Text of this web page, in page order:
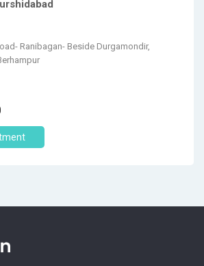
Ranibagan- Beside Durgamondir,